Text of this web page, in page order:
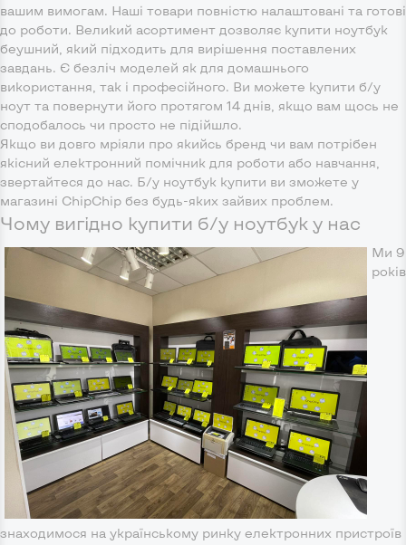
вашим вимогам. Наші товари повністю налаштовані та готові
до роботи. Великий асортимент дозволяє купити ноутбук
беушний, який підходить для вирішення поставлених
завдань. Є безліч моделей як для домашнього
використання, так і професійного. Ви можете купити б/у
ноут та повернути його протягом 14 днів, якщо вам щось не
сподобалось чи просто не підійшло.
Якщо ви довго мріяли про якийсь бренд чи вам потрібен
якісний електронний помічник для роботи або навчання,
звертайтеся до нас. Б/у ноутбук купити ви зможете у
магазині ChipChip без будь-яких зайвих проблем.
Чому вигідно купити б/у ноутбук у нас
Ми 9
років
знаходимося на українському ринку електронних пристроїв